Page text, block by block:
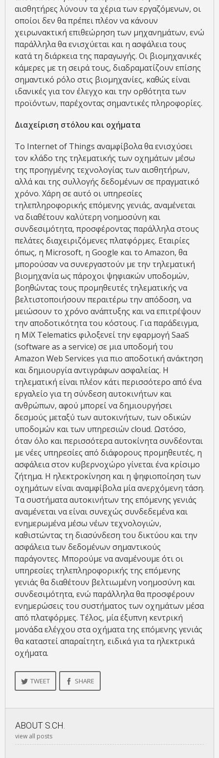
αισθητήρες λύνουν τα χέρια των εργαζόμενων, οι
οποίοι δεν θα πρέπει πλέον να κάνουν
χειρωνακτική επιθεώρηση των μηχανημάτων, ενώ
παράλληλα θα ενισχύεται και η ασφάλεια τους
κατά τη διάρκεια της παραγωγής. Οι βιομηχανικές
κάμερες με τη σειρά τους, διαδραματίζουν επίσης
σημαντικό ρόλο στις βιομηχανίες, καθώς είναι
ιδανικές για τον έλεγχο και την ορθότητα των
προϊόντων, παρέχοντας σημαντικές πληροφορίες.
Διαχείριση στόλου και οχήματα
Το Internet of Things αναμφίβολα θα ενισχύσει
τον κλάδο της τηλεματικής των οχημάτων μέσω
της προηγμένης τεχνολογίας των αισθητήρων,
αλλά και της συλλογής δεδομένων σε πραγματικό
χρόνο. Χάρη σε αυτό οι υπηρεσίες
τηλεπληροφορικής επόμενης γενιάς, αναμένεται
να διαθέτουν καλύτερη νοημοσύνη και
συνδεσιμότητα, προσφέροντας παράλληλα στους
πελάτες διαχειριζόμενες πλατφόρμες. Εταιρίες
όπως, η Microsoft, η Google και το Amazon, θα
μπορούσαν να συνεργαστούν με την τηλεματική
βιομηχανία ως πάροχοι ψηφιακών υποδομών,
βοηθώντας τους προμηθευτές τηλεματικής να
βελτιστοποιήσουν περαιτέρω την απόδοση, να
μειώσουν το χρόνο ανάπτυξης και να επιτρέψουν
την αποδοτικότητα του κόστους. Για παράδειγμα,
η MiX Telematics φιλοξενεί την εφαρμογή SaaS
(software as a service) σε μια υποδομή του
Amazon Web Services για πιο αποδοτική ανάκτηση
και δημιουργία αντιγράφων ασφαλείας. Η
τηλεματική είναι πλέον κάτι περισσότερο από ένα
εργαλείο για τη σύνδεση αυτοκινήτων και
ανθρώπων, αφού μπορεί να δημιουργήσει
δεσμούς μεταξύ των αυτοκινήτων, των οδικών
υποδομών και των υπηρεσιών cloud. Ωστόσο,
όταν όλο και περισσότερα αυτοκίνητα συνδέονται
με νέες υπηρεσίες από διάφορους προμηθευτές, η
ασφάλεια στον κυβερνοχώρο γίνεται ένα κρίσιμο
ζήτημα. Η ηλεκτροκίνηση και η ψηφιοποίηση των
οχημάτων είναι αναμφίβολα μία ανερχόμενη τάση.
Τα συστήματα αυτοκινήτων της επόμενης γενιάς
αναμένεται να είναι συνεχώς συνδεδεμένα και
ενημερωμένα μέσω νέων τεχνολογιών,
καθιστώντας τη διασύνδεση του δικτύου και την
ασφάλεια των δεδομένων σημαντικούς
παράγοντες. Μπορούμε να αναμένουμε ότι οι
υπηρεσίες τηλεπληροφορικής της επόμενης
γενιάς θα διαθέτουν βελτιωμένη νοημοσύνη και
συνδεσιμότητα, ενώ παράλληλα θα προσφέρουν
ενημερώσεις του συστήματος των οχημάτων μέσα
από πλατφόρμες. Τέλος, μία έξυπνη κεντρική
μονάδα ελέγχου στα οχήματα της επόμενης γενιάς
θα καταστεί απαραίτητη, ειδικά για τα ηλεκτρικά
οχήματα.
TWEET SHARE
ABOUT S.CH.
view all posts